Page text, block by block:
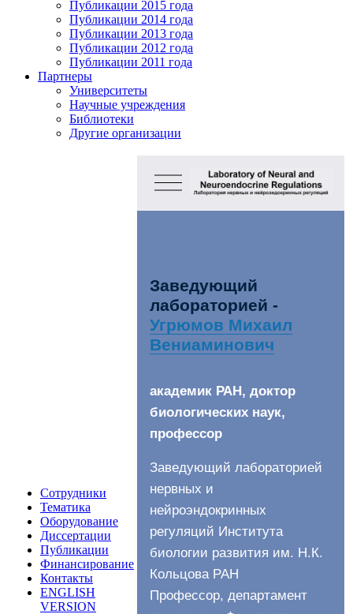
Публикации 2015 года
Публикации 2014 года
Публикации 2013 года
Публикации 2012 года
Публикации 2011 года
Партнеры
Университеты
Научные учреждения
Библиотеки
Другие организации
Сотрудники
Тематика
Оборудование
Диссертации
Публикации
Финансирование
Контакты
ENGLISH
VERSION